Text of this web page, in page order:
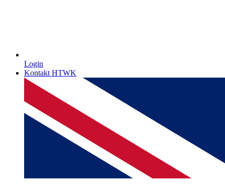
Login
Kontakt HTWK